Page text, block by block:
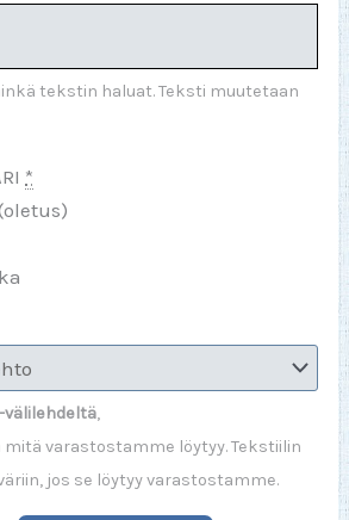
tekstin haluat. Teksti muutetaan
*
välilehdeltä,
varastostamme löytyy. Tekstiilin
jos se löytyy varastostamme.